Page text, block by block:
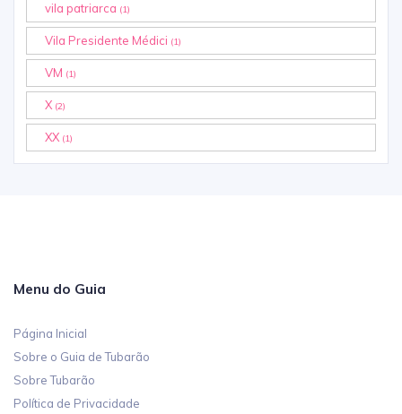
vila patriarca (1)
Vila Presidente Médici (1)
VM (1)
X (2)
XX (1)
Menu do Guia
Página Inicial
Sobre o Guia de Tubarão
Sobre Tubarão
Política de Privacidade